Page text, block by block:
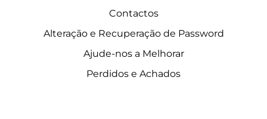
Contactos
Alteração e Recuperação de Password
Ajude-nos a Melhorar
Perdidos e Achados